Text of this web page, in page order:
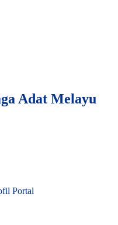
Adat Melayu
Portal